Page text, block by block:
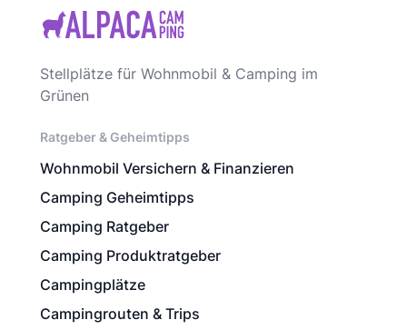
Stellplätze für Wohnmobil & Camping im
Grünen
Ratgeber & Geheimtipps
Wohnmobil Versichern & Finanzieren
Camping Geheimtipps
Camping Ratgeber
Camping Produktratgeber
Campingplätze
Campingrouten & Trips